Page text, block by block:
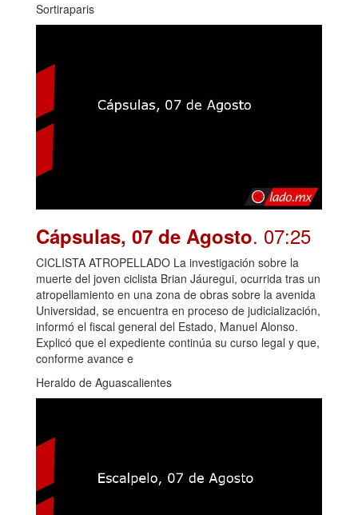
Sortiraparis
Cápsulas, 07 de Agosto. 07:25
CICLISTA ATROPELLADO La investigación sobre la
muerte del joven ciclista Brian Jáuregui, ocurrida tras un
atropellamiento en una zona de obras sobre la avenida
Universidad, se encuentra en proceso de judicialización,
informó el fiscal general del Estado, Manuel Alonso.
Explicó que el expediente continúa su curso legal y que,
conforme avance e
Heraldo de Aguascalientes